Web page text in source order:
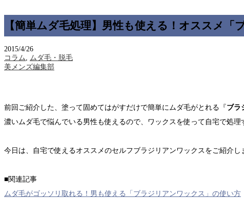
【簡単ムダ毛処理】男性も使える！オススメ「
2015/4/26
コラム
ムダ毛・脱毛
美メンズ編集部
前回ご紹介した、塗って固めてはがすだけで簡単にムダ毛がとれる『 ブラ
濃いムダ毛で悩んでいる男性も使えるので、ワックスを使って自宅で処理
今日は、自宅で使えるオススメのセルフブラジリアンワックスをご紹介し
■関連記事
ムダ毛がゴッソリ取れる！男も使える「ブラジリアンワックス」の使い方